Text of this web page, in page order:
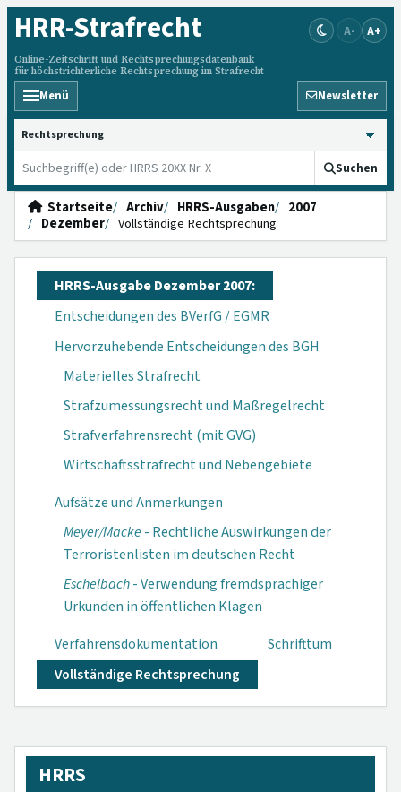
HRR-Strafrecht
Online-Zeitschrift und Rechtsprechungsdatenbank
für höchstrichterliche Rechtsprechung im Strafrecht
A- A+
Menü Newsletter
HRRS durchsuchen
Suchen
Startseite Archiv HRRS-Ausgaben
2007
Dezember
Vollständige Rechtsprechung
HRRS-Ausgabe Dezember 2007:
Entscheidungen des BVerfG / EGMR
Hervorzuhebende Entscheidungen des BGH
Materielles Strafrecht
Strafzumessungsrecht und Maßregelrecht
Strafverfahrensrecht (mit GVG)
Wirtschaftsstrafrecht und Nebengebiete
Aufsätze und Anmerkungen
Meyer/Macke- Rechtliche Auswirkungen der
Terroristenlisten im deutschen Recht
Eschelbach- Verwendung fremdsprachiger
Urkunden in öffentlichen Klagen
Verfahrensdokumen­tation
Schrifttum
Vollständige Rechtsprechung
HRRS